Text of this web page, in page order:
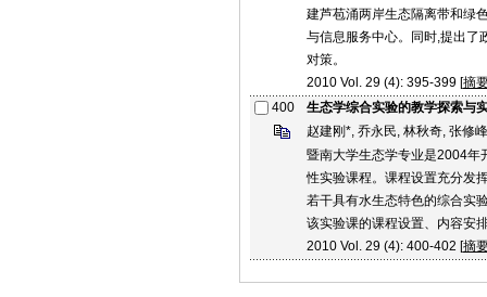
建芦苞涌两岸生态隔离带和绿
与信息服务中心。同时,提出了
对策。
2010 Vol. 29 (4): 395-399 [摘
400
生态学综合实验的教学探索与
赵建刚*, 乔永民, 林秋奇, 张修
暨南大学生态学专业是2004年
性实验课程。课程设置充分发
若干具有水生态特色的综合实
该实验课的课程设置、内容安
2010 Vol. 29 (4): 400-402 [摘